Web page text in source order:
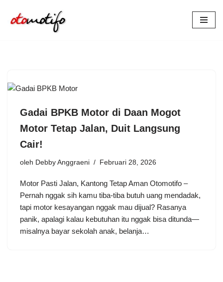
Lompat
Gadai BPKB Motor di Daan Mogot
Motor Tetap Jalan, Duit Langsung
Cair!
oleh Debby Anggraeni Februari 28, 2026
Motor Pasti Jalan, Kantong Tetap Aman Otomotifo –
Pernah nggak sih kamu tiba-tiba butuh uang mendadak,
tapi motor kesayangan nggak mau dijual? Rasanya
panik, apalagi kalau kebutuhan itu nggak bisa ditunda—
misalnya bayar sekolah anak, belanja…